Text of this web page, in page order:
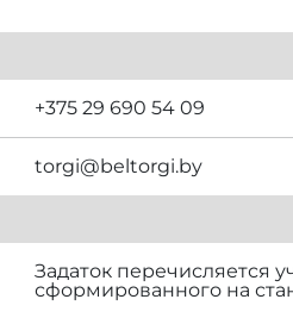
+375 29 690 54 09
torgi@beltorgi.by
Задаток перечисляется
сформированного на